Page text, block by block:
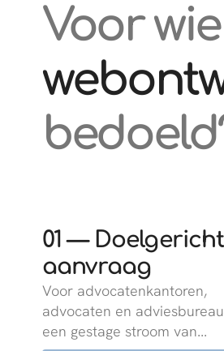
Voor
01 —
aanvraag
Voor advocatenkantoren,
advocaten en
een gestage stroom van...